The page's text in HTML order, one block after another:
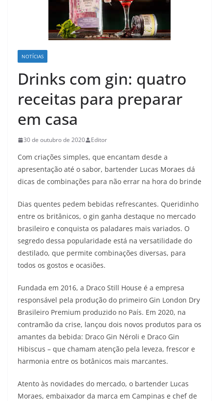
NOTÍCIAS
Drinks com gin: quatro
receitas para preparar
em casa
30 de outubro de 2020 Editor
Com criações simples, que encantam desde a
apresentação até o sabor, bartender Lucas Moraes dá
dicas de combinações para não errar na hora do brinde
Dias quentes pedem bebidas refrescantes. Queridinho
entre os britânicos, o gin ganha destaque no mercado
brasileiro e conquista os paladares mais variados. O
segredo dessa popularidade está na versatilidade do
destilado, que permite combinações diversas, para
todos os gostos e ocasiões.
Fundada em 2016, a Draco Still House é a empresa
responsável pela produção do primeiro Gin London Dry
Brasileiro Premium produzido no País. Em 2020, na
contramão da crise, lançou dois novos produtos para os
amantes da bebida: Draco Gin Néroli e Draco Gin
Hibiscus – que chamam atenção pela leveza, frescor e
harmonia entre os botânicos mais marcantes.
Atento às novidades do mercado, o bartender Lucas
Moraes, embaixador da marca em Campinas e chef de